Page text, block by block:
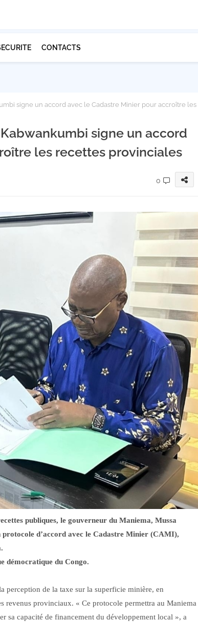
CONTACTS
signe un accord avec le Cadastre Minier pour accroître les
signe un accord
les recettes provinciales
0
publiques, le gouverneur du Maniema, Mussa
d’accord avec le Cadastre Minier (CAMI),
démocratique du Congo.
perception de la taxe sur la superficie minière, en
revenus provinciaux. « Ce protocole permettra au Maniema
sa capacité de financement du développement local », a